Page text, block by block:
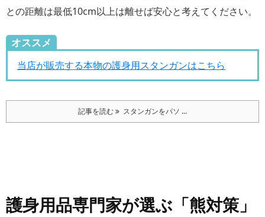
との距離は最低10cm以上は離せば安心と考えてください。
オススメ
当店が販売する本物の護身用スタンガンはこちら
記事を読む スタンガンをパソ ...
護身用品専門家が選ぶ「熊対策」